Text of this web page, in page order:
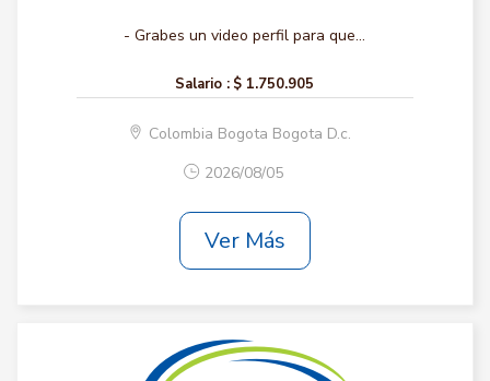
- Grabes un video perfil para que...
Salario : $ 1.750.905
Colombia Bogota Bogota D.c.
2026/08/05
Ver Más